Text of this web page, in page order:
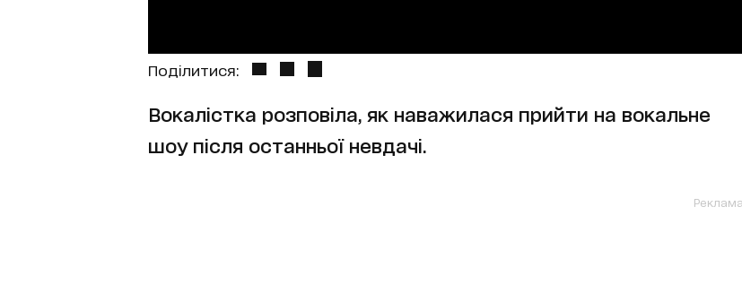
Поділитися:
Вокалістка розповіла, як наважилася прийти на вокальне
шоу після останньої невдачі.
Реклама